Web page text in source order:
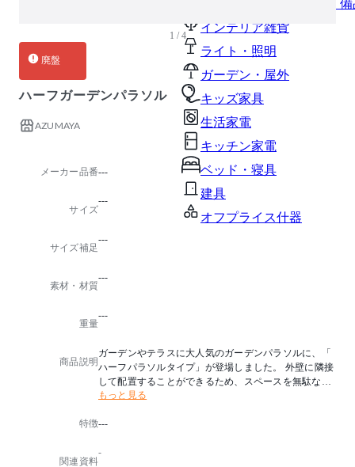
オフィスアクセサリー・
インテリア雑貨
ライト・照明
ガーデン・屋外
キッズ家具
生活家電
キッチン家電
ベッド・寝具
建具
オフプライス什器
1 / 4
廃盤
ハーフガーデンパラソル
AZUMAYA
メーカー品番---
サイズ
---
サイズ補足
---
素材・材質
---
重量
---
商品説明
ガーデンやテラスに大人気のガーデンパラソルに、「
ハーフパラソルタイプ」が登場しました。 外壁に隣接
して配置することができるため、スペースを無駄なく
活用することができます。
もっと見る
特徴---
関連資料
-